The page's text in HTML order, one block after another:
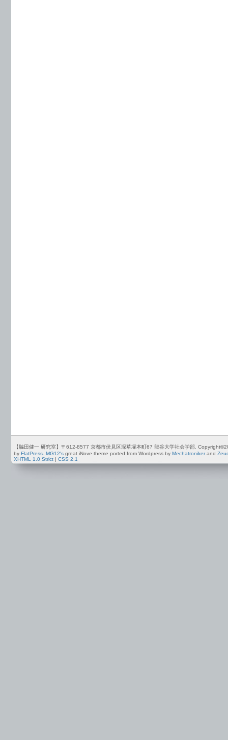
【脇田健一 研究室】〒612-8577 京都市伏見区深草塚本町67 龍谷大学社会学部.
by FlatPress. MG12's great iNove theme ported from Wordpress by Mechatronikerand
XHTML 1.0 Strict
CSS 2.1